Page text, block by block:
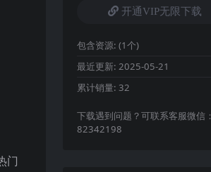
门
开通VIP无限下载
包含资源: (1个)
最近更新: 2025-05-21
累计销量: 32
下载遇到问题？可联系客服微信：
82342198